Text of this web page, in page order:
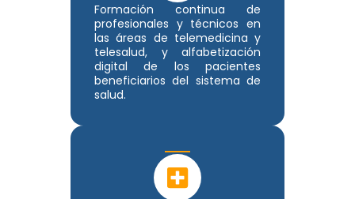
Formación continua de
profesionales y técnicos en
las áreas de telemedicina y
telesalud, y alfabetización
digital de los pacientes
beneficiarios del sistema de
salud.